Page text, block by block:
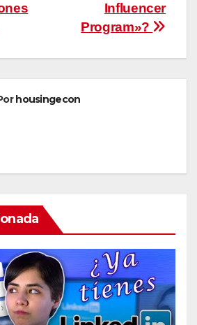
Influencer
Program»?
housingecon